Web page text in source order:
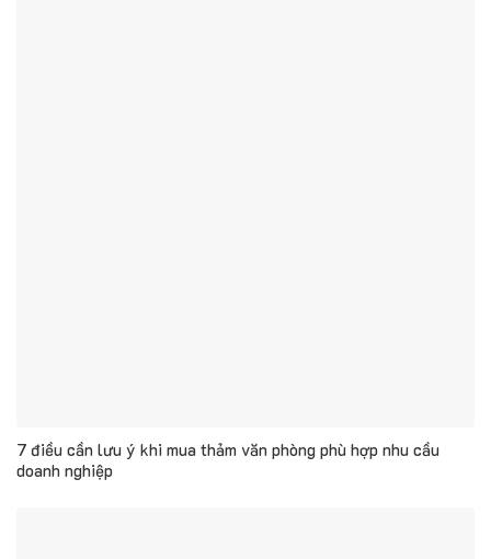
7 điều cần lưu ý khi mua thảm văn phòng phù hợp nhu cầu
doanh nghiệp